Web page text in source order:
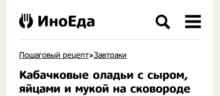
Пошаговый рецепт»Завтраки
Кабачковые оладьи с сыром,
яйцами и мукой на сковороде
ИноЕда